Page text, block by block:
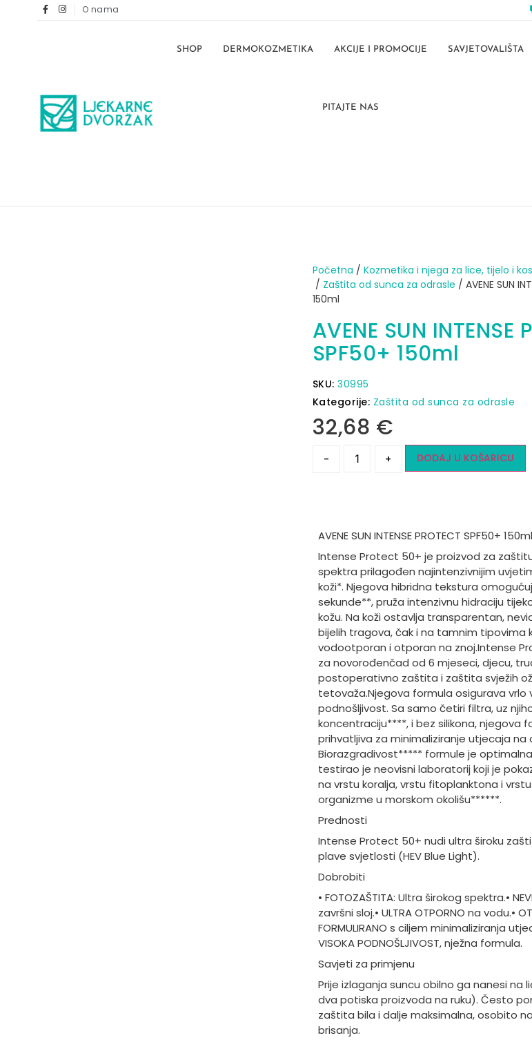
O nama
SHOP DERMOKOZMETIKA AKCIJE I PROMOCIJE SAVJETOVALIŠTA
PITAJTE NAS
Početna / Kozmetika i njega za lice, tijelo i
/ Zaštita od sunca za odrasle / AVENE SUN
150ml
AVENE SUN INTENSE
SPF50+ 150ml
SKU: 30995
Kategorije: Zaštita od sunca za odrasle
32,68 €
- + DODAJ U KOŠARICU
AVENE SUN INTENSE PROTECT SPF50+ 150ml
Intense Protect 50+ je proizvod za
spektra prilagođen najintenzivnijim
koži*. Njegova hibridna tekstura
sekunde**, pruža intenzivnu hidraciju
kožu. Na koži ostavlja transparentan,
bijelih tragova, čak i na tamnim tipovima
vodootporan i otporan na znoj.Intense
za novorođenčad od 6 mjeseci, djecu,
postoperativno zaštita i zaštita svježih
tetovaža.Njegova formula osigurava vrlo
podnošljivost. Sa samo četiri filtra, uz
koncentraciju****, i bez silikona, njegova
prihvatljiva za minimaliziranje utjecaja na
Biorazgradivost***** formule je
testirao je neovisni laboratorij koji je
na vrstu koralja, vrstu fitoplanktona i
organizme u morskom okolišu******.
Prednosti
Intense Protect 50+ nudi ultra široku
plave svjetlosti (HEV Blue Light).
Dobrobiti
• FOTOZAŠTITA: Ultra širokog spektra.•
završni sloj.• ULTRA OTPORNO na vodu.•
FORMULIRANO s ciljem minimaliziranja
VISOKA PODNOŠLJIVOST, nježna formula.
Savjeti za primjenu
Prije izlaganja suncu obilno ga nanesi na
dva potiska proizvoda na ruku). Često
zaštita bila i dalje maksimalna, osobito
brisanja.